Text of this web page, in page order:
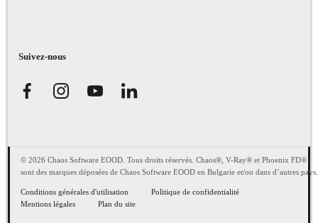
Suivez-nous
© 2026 Chaos Software EOOD. Tous droits réservés. Chaos®, V-Ray® et Phoenix FD®
sont des marques déposées de Chaos Software EOOD en Bulgarie et/ou dans d’autres pays.
Conditions générales d'utilisation
Politique de confidentialité
Mentions légales
Plan du site